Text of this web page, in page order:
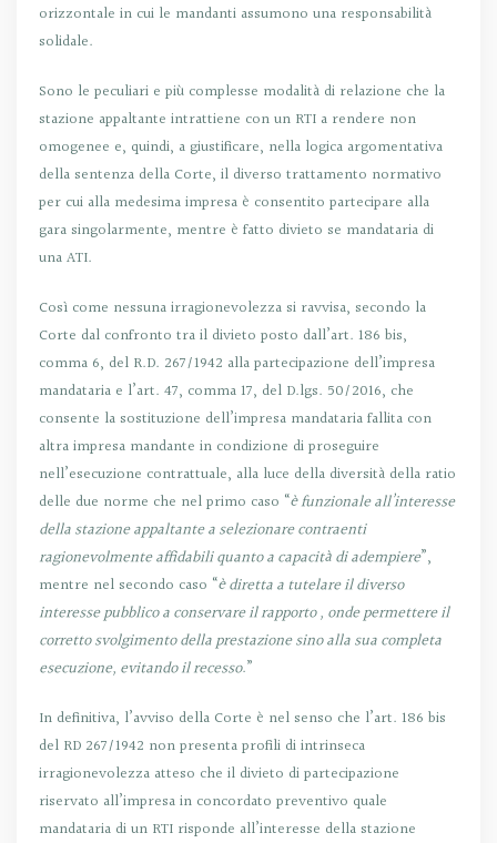
orizzontale in cui le mandanti assumono una responsabilità
solidale.
Sono le peculiari e più complesse modalità di relazione che la
stazione appaltante intrattiene con un RTI a rendere non
omogenee e, quindi, a giustificare, nella logica argomentativa
della sentenza della Corte, il diverso trattamento normativo
per cui alla medesima impresa è consentito partecipare alla
gara singolarmente, mentre è fatto divieto se mandataria di
una ATI.
Così come nessuna irragionevolezza si ravvisa, secondo la
Corte dal confronto tra il divieto posto dall’art. 186 bis,
comma 6, del R.D. 267/1942 alla partecipazione dell’impresa
mandataria e l’art. 47, comma 17, del D.lgs. 50/2016, che
consente la sostituzione dell’impresa mandataria fallita con
altra impresa mandante in condizione di proseguire
nell’esecuzione contrattuale, alla luce della diversità della ratio
delle due norme che nel primo caso “è funzionale all’interesse
della stazione appaltante a selezionare contraenti
ragionevolmente affidabili quanto a capacità di adempiere”,
mentre nel secondo caso “è diretta a tutelare il diverso
interesse pubblico a conservare il rapporto , onde permettere il
corretto svolgimento della prestazione sino alla sua completa
esecuzione, evitando il recesso.”
In definitiva, l’avviso della Corte è nel senso che l’art. 186 bis
del RD 267/1942 non presenta profili di intrinseca
irragionevolezza atteso che il divieto di partecipazione
riservato all’impresa in concordato preventivo quale
mandataria di un RTI risponde all’interesse della stazione